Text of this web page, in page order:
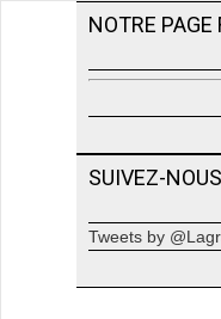
NOTRE PAGE
SUIVEZ-
Tweets by